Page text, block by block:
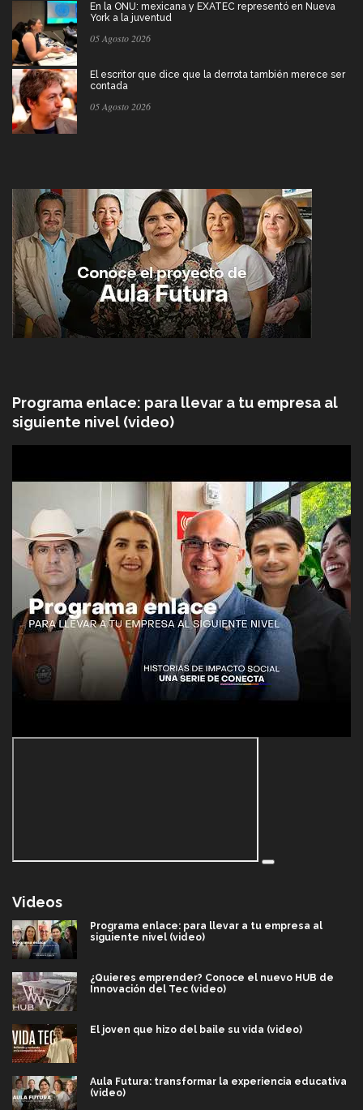
En la ONU: mexicana y EXATEC representó en Nueva
York a la juventud
05 Agosto 2026
El escritor que dice que la derrota también merece ser
contada
05 Agosto 2026
Programa enlace: para llevar a tu empresa al
siguiente nivel (video)
Videos
Programa enlace: para llevar a tu empresa al
siguiente nivel (video)
¿Quieres emprender? Conoce el nuevo HUB de
Innovación del Tec (video)
El joven que hizo del baile su vida (video)
Aula Futura: transformar la experiencia educativa
(video)